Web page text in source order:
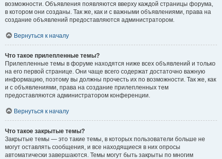
возможности. Объявления появляются вверху каждой страницы форума,
в котором они созданы. Так же, как и с важными объявлениями, права на
создание объявлений предоставляются администратором.
Вернуться к началу
Что такое прилепленные темы?
Прилепленные темы в форуме находятся ниже всех объявлений и только
на его первой странице. Они чаще всего содержат достаточно важную
информацию, поэтому вы должны прочесть их по возможности. Так же, как
и с объявлениями, права на создание прилепленных тем
предоставляются администратором конференции.
Вернуться к началу
Что такое закрытые темы?
Закрытые темы — это такие темы, в которых пользователи больше не
могут оставлять сообщения, и все находящиеся в них опросы
автоматически завершаются. Темы могут быть закрыты по многим